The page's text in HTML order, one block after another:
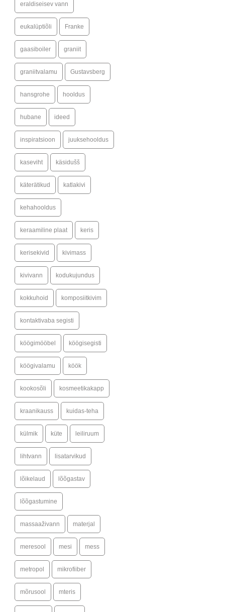
eraldiseisev vann
eukalüptiõli Franke
gaasiboiler graniit
graniitvalamu Gustavsberg
hansgrohe hooldus
hubane ideed
inspiratsioon juuksehooldus
kaseviht käsidušš
käterätikud katlakivi
kehahooldus
keraamiline plaat keris
kerisekivid kivimass
kivivann kodukujundus
kokkuhoid komposiitkivim
kontaktivaba segisti
köögimööbel köögisegisti
köögivalamu köök
kookosõli kosmeetikakapp
kraanikauss kuidas-teha
külmik küte leiliruum
lihtvann lisatarvikud
lõikelaud lõõgastav
lõõgastumine
massaaživann materjal
meresool mesi mess
metropol mikrofiiber
mõrusool mteris